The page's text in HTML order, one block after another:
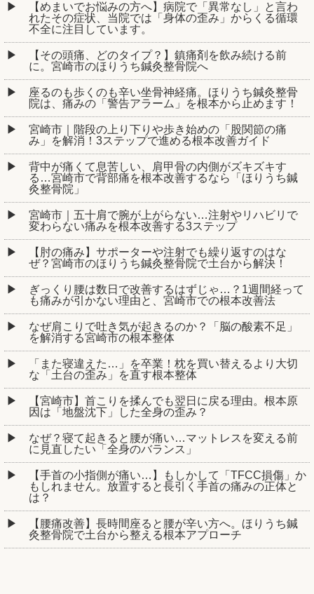
【めまいでお悩みの方へ】病院で「異常なし」と言わ
れたその症状、当院では「身体の歪み」からくる循環
不全に注目しています。
【その頭痛、どのタイプ？】鎮痛剤を飲み続ける前
に。宮崎市のほりうち鍼灸整骨院へ
座るのも歩くのも辛い坐骨神経痛。ほりうち鍼灸整骨
院は、痛みの「警告アラーム」を根本から止めます！
宮崎市｜階段の上り下りや歩き始めの「股関節の痛
み」を解消！3ステップで進める根本改善ガイド
背中が痛くて息苦しい、肩甲骨の内側がズキズキす
る…宮崎市で背部痛を根本改善するなら「ほりうち鍼
灸整骨院」
宮崎市｜五十肩で腕が上がらない…注射やリハビリで
変わらない痛みを根本改善する3ステップ
【肘の痛み】サポーターや注射でも繰り返すのはな
ぜ？宮崎市のほりうち鍼灸整骨院で土台から解決！
ぎっくり腰は数日で改善するはずじゃ…？1週間経って
も痛みが引かない理由と、宮崎市での根本改善法
なぜ肩こりで吐き気が起きるのか？「脳の酸素不足」
を解消する宮崎市の根本整体
「また寝違えた…」を卒業！枕を買い替えるより大切
な「土台の歪み」を直す根本整体
【宮崎市】首こりを揉んでも翌日に戻る理由。根本原
因は「地盤沈下」した全身の歪み？
なぜ？寝て起きると腰が痛い…マットレスを変える前
に見直したい「全身のバランス」
【手首の小指側が痛い…】もしかして「TFCC損傷」か
もしれません。放置すると長引く手首の痛みの正体と
は？
【腰痛改善】長時間座ると腰が辛い方へ。ほりうち鍼
灸整骨院で土台から整える根本アプローチ